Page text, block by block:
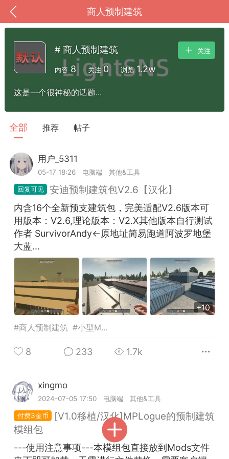
商人预制建筑
我的钱包 道具
MOD下载 攻略教程 联机招募
大人
Lv.8
电脑端 其他&工具
卖挂
禁止发布联机可用的作弊模组，
单机辅助引流私下售卖服务器外挂！
作弊模组在联机服务器使用,为了维护游
环境，中文网特此发布以下声明，规范
大人
Lv.8
# 商人预制建筑
内容 8 关注 0 浏览 1.2w
关注
这是一个很神秘的话题...
全部 推荐 帖子
用户_5311
05-17 18:26
电脑端 其他&工具
安迪预制建筑包V2.6【汉化】
内含16个全新预支建筑包，完美适配V2.6版本可
用版本：V2.6,理论版本：V2.X其他版本自行测试
作者 SurvivorAndy←原地址简易跑道阿波罗地堡
大蓝...
+10
#商人预制建筑 #小型MOD
8 233 1.7k
xingmo
2024-07-05 17:50
电脑端 其他&工具
3金币
[V1.0移植/汉化]MPLogue的预制建筑
模组包
---使用注意事项---本模组包直接放到Mods文件